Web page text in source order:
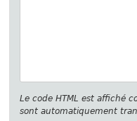
Le code HTML est affiché
sont automatiquement